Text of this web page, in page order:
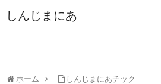
しんじまにあ
ホーム しんじまにあチック